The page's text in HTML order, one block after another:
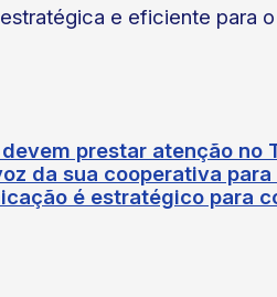
e eficiente para
prestar atenção no
da sua cooperativa
é estratégico para